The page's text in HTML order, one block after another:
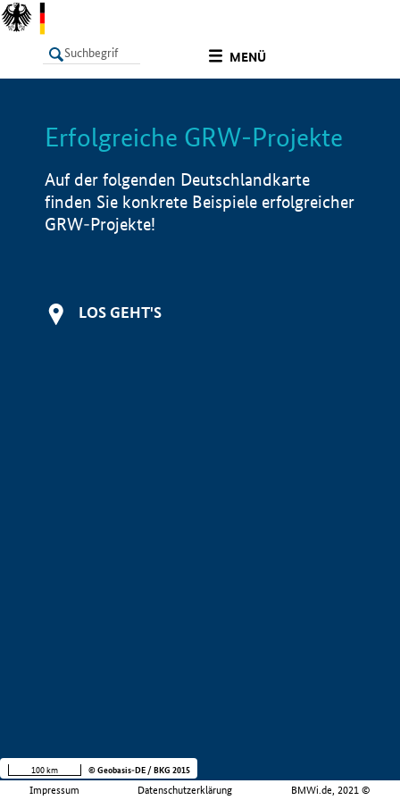
MENÜ
LISTE Info
Erfolgreiche GRW-Projekte
Auf der folgenden Deutschlandkarte
finden Sie konkrete Beispiele erfolgreicher
GRW-Projekte!
LOS GEHT'S
Impressum Datenschutzerklärung BMWi.de, 2021 ©
100 km © Geobasis-DE / BKG 2015